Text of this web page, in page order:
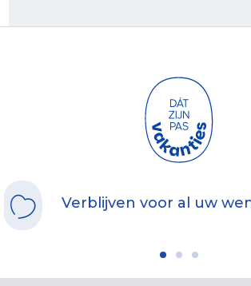
Verblijven voor al uw